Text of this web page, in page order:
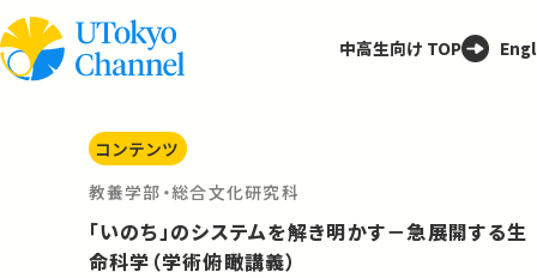
中高生向け TOP
コンテンツ
教養学部・総合文化研究科
「いのち」のシステムを解き明かす－急展開する生
命科学（学術俯瞰講義）